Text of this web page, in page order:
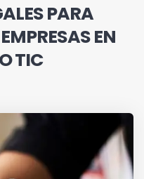
PARA
EN
TIC